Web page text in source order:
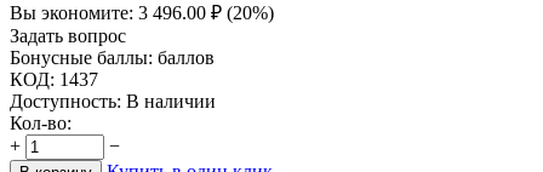
Вы экономите: 3 496.00 ₽ (20%)
Задать вопрос
Бонусные баллы: баллов
КОД: 1437
Доступность: В наличии
Кол-во:
+
−